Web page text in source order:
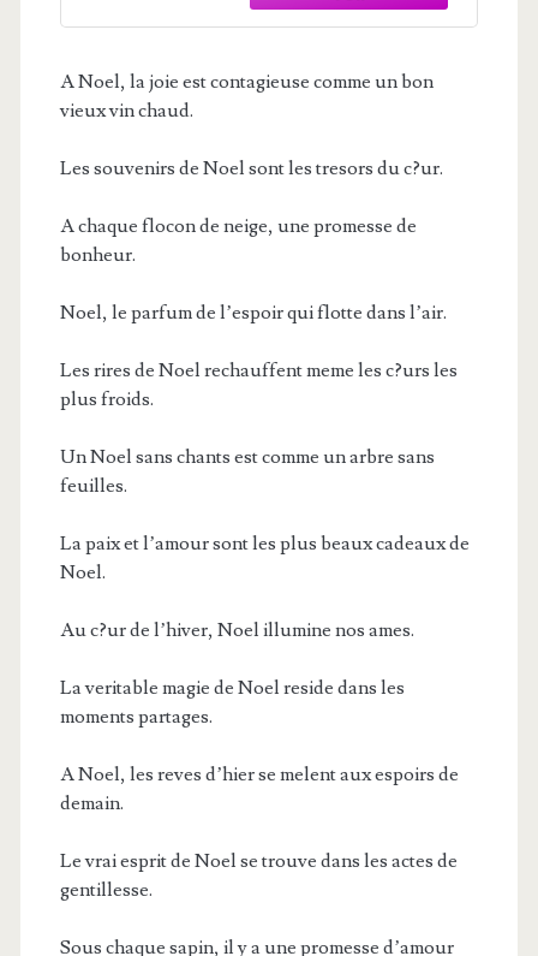
A Noel, la joie est contagieuse comme un bon
vieux vin chaud.
Les souvenirs de Noel sont les tresors du c?ur.
A chaque flocon de neige, une promesse de
bonheur.
Noel, le parfum de l’espoir qui flotte dans l’air.
Les rires de Noel rechauffent meme les c?urs les
plus froids.
Un Noel sans chants est comme un arbre sans
feuilles.
La paix et l’amour sont les plus beaux cadeaux de
Noel.
Au c?ur de l’hiver, Noel illumine nos ames.
La veritable magie de Noel reside dans les
moments partages.
A Noel, les reves d’hier se melent aux espoirs de
demain.
Le vrai esprit de Noel se trouve dans les actes de
gentillesse.
Sous chaque sapin, il y a une promesse d’amour